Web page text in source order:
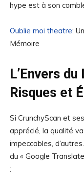
hype est à son
Oublie moi theatre:
Mémoire
L’Envers
Risques et
Si CrunchyScan et
apprécié, la qualité
impeccables,
du « Google
: